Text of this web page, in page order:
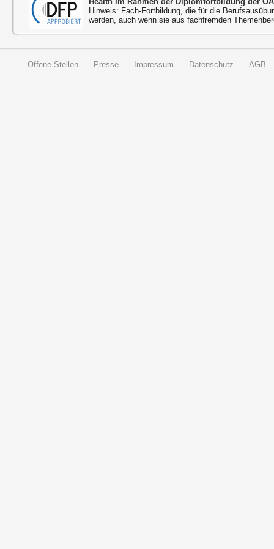
Hinweis: Fach-Fortbildung, die für die
werden, auch wenn sie aus fachfremden
Offene Stellen Presse Impressum Datenschutz AGB